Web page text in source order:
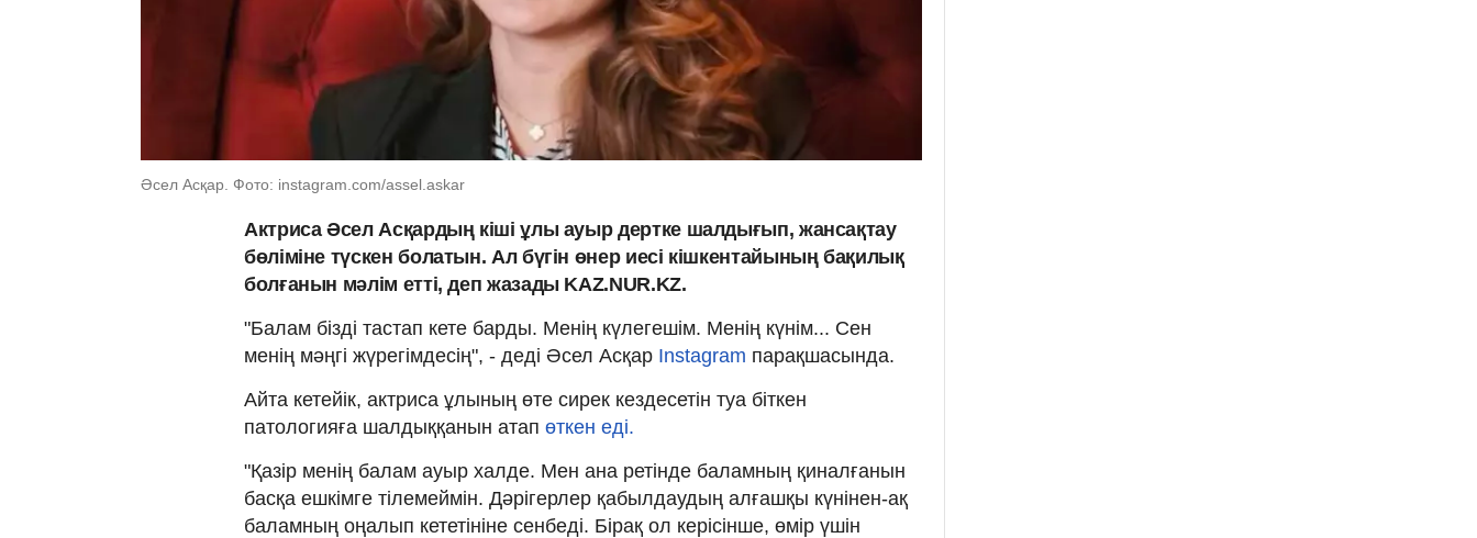
Әсел Асқар. Фото: instagram.com/assel.askar
Актриса Әсел Асқардың кіші ұлы ауыр дертке шалдығып, жансақтау
бөліміне түскен болатын. Ал бүгін өнер иесі кішкентайының бақилық
болғанын мәлім етті, деп жазады KAZ.NUR.KZ.
"Балам бізді тастап кете барды. Менің күлегешім. Менің күнім... Сен
менің мәңгі жүрегімдесің", - деді Әсел Асқар Instagram парақшасында.
Айта кетейік, актриса ұлының өте сирек кездесетін туа біткен
патологияға шалдыққанын атап өткен еді.
"Қазір менің балам ауыр халде. Мен ана ретінде баламның қиналғанын
басқа ешкімге тілемеймін. Дәрігерлер қабылдаудың алғашқы күнінен-ақ
баламның оңалып кететініне сенбеді. Бірақ ол керісінше, өмір үшін